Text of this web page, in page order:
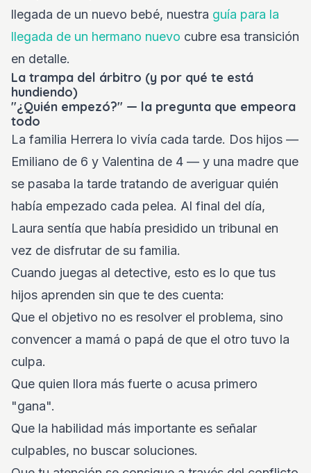
llegada de un nuevo bebé, nuestra guía para la
llegada de un hermano nuevo cubre esa transición
en detalle.
La trampa del árbitro (y por qué te está
hundiendo)
"¿Quién empezó?" — la pregunta que empeora
todo
La familia Herrera lo vivía cada tarde. Dos hijos —
Emiliano de 6 y Valentina de 4 — y una madre que
se pasaba la tarde tratando de averiguar quién
había empezado cada pelea. Al final del día,
Laura sentía que había presidido un tribunal en
vez de disfrutar de su familia.
Cuando juegas al detective, esto es lo que tus
hijos aprenden sin que te des cuenta:
Que el objetivo no es resolver el problema, sino
convencer a mamá o papá de que el otro tuvo la
culpa.
Que quien llora más fuerte o acusa primero
"gana".
Que la habilidad más importante es señalar
culpables, no buscar soluciones.